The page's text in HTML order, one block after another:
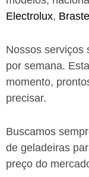
Electrolux,
Nossos serviços
por semana.
momento,
precisar.
Buscamos
de geladeiras
preço do